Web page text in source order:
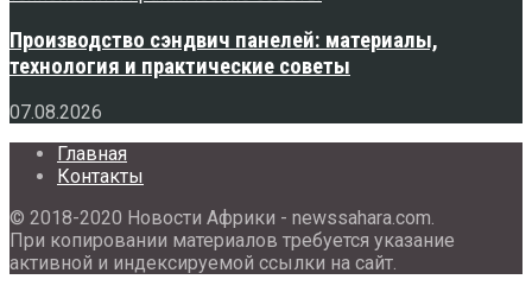
Производство сэндвич панелей: материалы,
технология и практические советы
07.08.2026
Главная
Контакты
© 2018-2020 Новости Африки - newssahara.com.
При копировании материалов требуется указание
активной и индексируемой ссылки на сайт.